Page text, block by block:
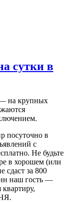
сутки в
— на крупных
посуточно в
с
Не будьте
в хорошем (или
сдаст за 800
наш гость —